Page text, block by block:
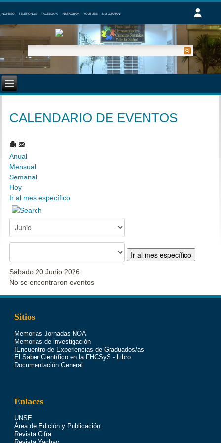
INGRESO TELÉFONOS FACEBOOK INSTAGRAM YOUTUBE SIU GUARANI
CALENDARIO DE EVENTOS
Anual
Mensual
Semanal
Hoy
Ir al mes específico
Ir al mes específico
Sábado 20 Junio 2026
No se encontraron eventos
Sitios
Memorias Jornadas NOA
Memorias de investigación
IEncuentro de Experiencias de Graduados/as
El Saber Científico en la FHCSyS - Libro
Documentación General
Enlaces
UNSE
Área de Edición y Publicación
Revista Cifra